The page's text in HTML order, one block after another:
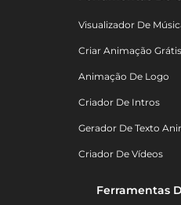
Visualizador De
Criar Animação Grátis
Animação De Logo
Criador De Intros
Gerador De Texto
Criador De Vídeos
Ferramentas